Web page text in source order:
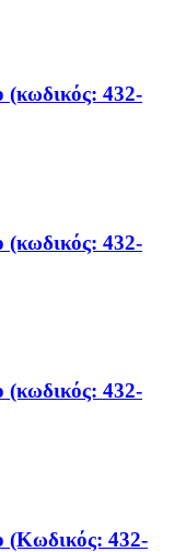
(κωδικός: 432-
(κωδικός: 432-
(κωδικός: 432-
(Κωδικός: 432-